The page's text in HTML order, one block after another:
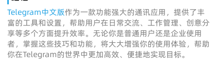
Telegram中文版作为一款功能强大的通讯应用，提供了丰
富的工具和设置，帮助用户在日常交流、工作管理、创意分
享等多个方面提升效率。无论你是普通用户还是企业使用
者，掌握这些技巧和功能，将大大增强你的使用体验，帮助
你在Telegram的世界中更加高效、便捷地实现目标。